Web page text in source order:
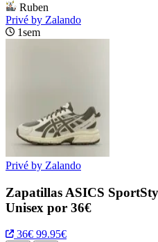
Ruben
Privé by Zalando
1sem
Privé by Zalando
Zapatillas ASICS
Unisex por 36€
36€ 99.95€